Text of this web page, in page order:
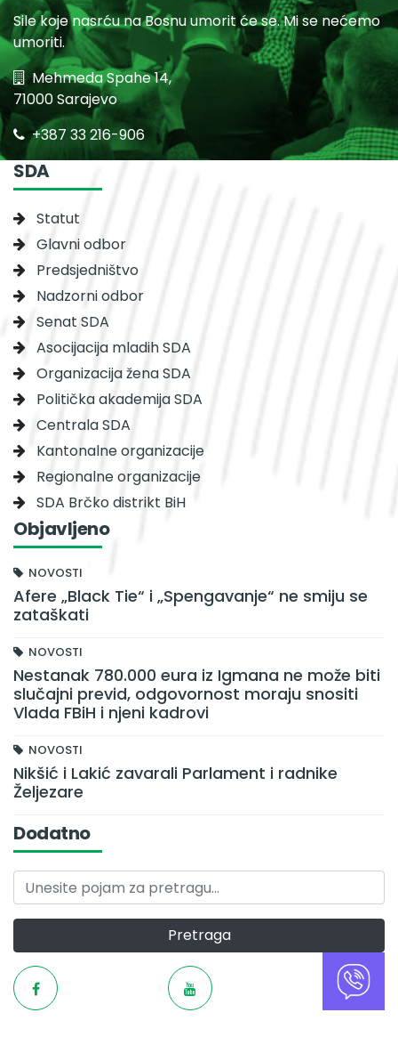
Sile koje nasrću na Bosnu umorit će se. Mi se nećemo
umoriti.
Mehmeda Spahe 14,
71000 Sarajevo
+387 33 216-906
SDA
Statut
Glavni odbor
Predsjedništvo
Nadzorni odbor
Senat SDA
Asocijacija mladih SDA
Organizacija žena SDA
Politička akademija SDA
Centrala SDA
Kantonalne organizacije
Regionalne organizacije
SDA Brčko distrikt BiH
Objavljeno
NOVOSTI
Afere „Black Tie“ i „Spengavanje“ ne smiju se
zataškati
NOVOSTI
Nestanak 780.000 eura iz Igmana ne može biti
slučajni previd, odgovornost moraju snositi
Vlada FBiH i njeni kadrovi
NOVOSTI
Nikšić i Lakić zavarali Parlament i radnike
Željezare
Dodatno
Pretraga